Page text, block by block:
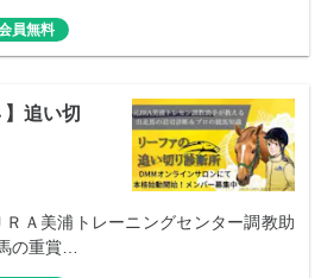
員無料
】追い切
Ａ美浦トレーニングセンター調教助
の重賞…